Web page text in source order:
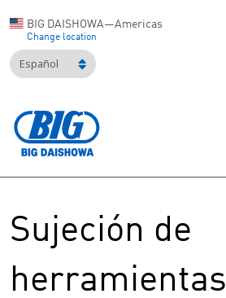
BIG DAISHOWA—Americas
Change location
Español
Sujeción de
herramientas